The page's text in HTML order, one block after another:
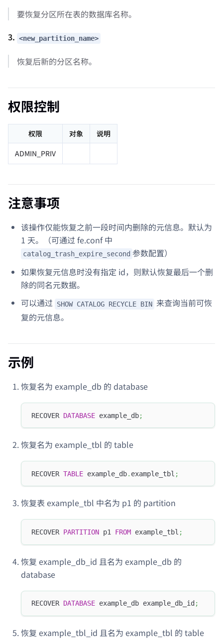
要恢复分区所在表的数据库名称。
3. <new_partition_name>
恢复后新的分区名称。
权限控制
权限 对象
说明
ADMIN_PRIV
注意事项
该操作仅能恢复之前一段时间内删除的元信息。默认为
1 天。（可通过 fe.conf 中
catalog_trash_expire_second 参数配置）
如果恢复元信息时没有指定 id，则默认恢复最后一个删
除的同名元数据。
可以通过 SHOW CATALOG RECYCLE BIN 来查询当前可恢
复的元信息。
示例
恢复名为 example_db 的 database
RECOVER DATABASE example_db;
恢复名为 example_tbl 的 table
RECOVER TABLE example_db. example_tbl ;
恢复表 example_tbl 中名为 p1 的 partition
RECOVER PARTITION p1 FROM example_tbl ;
恢复 example_db_id 且名为 example_db 的
database
RECOVER DATABASE example_db example_db_id ;
恢复 example_tbl_id 且名为 example_tbl 的 table